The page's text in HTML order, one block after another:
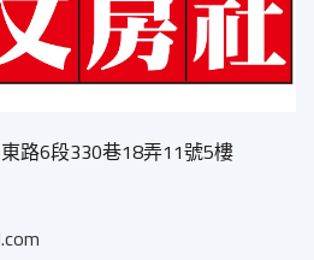
路6段330巷18弄11號5樓